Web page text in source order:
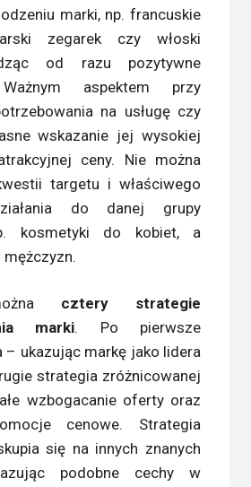
marki, np. francuskie
zegarek czy włoski
od razu pozytywne
aspektem przy
na usługę czy
wskazanie jej wysokiej
ceny. Nie można
targetu i właściwego
do danej grupy
kosmetyki do kobiet, a
cztery strategie
marki. Po pierwsze
ukazując markę jako lidera
strategia zróżnicowanej
wzbogacanie oferty oraz
cenowe. Strategia
się na innych znanych
podobne cechy w